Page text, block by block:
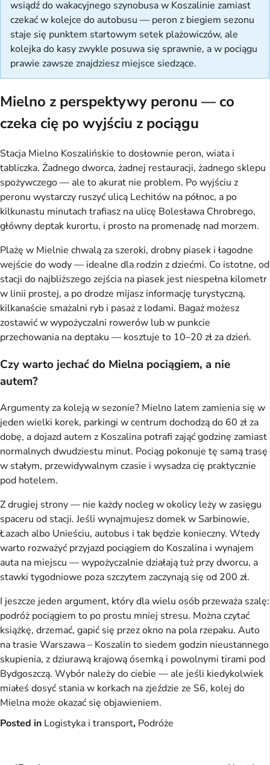
wsiądź do wakacyjnego szynobusa w Koszalinie zamiast
czekać w kolejce do autobusu — peron z biegiem sezonu
staje się punktem startowym setek plażowiczów, ale
kolejka do kasy zwykle posuwa się sprawnie, a w pociągu
prawie zawsze znajdziesz miejsce siedzące.
Mielno z perspektywy peronu — co
czeka cię po wyjściu z pociągu
Stacja Mielno Koszalińskie to dosłownie peron, wiata i
tabliczka. Żadnego dworca, żadnej restauracji, żadnego sklepu
spożywczego — ale to akurat nie problem. Po wyjściu z
peronu wystarczy ruszyć ulicą Lechitów na północ, a po
kilkunastu minutach trafiasz na ulicę Bolesława Chrobrego,
główny deptak kurortu, i prosto na promenadę nad morzem.
Plażę w Mielnie chwalą za szeroki, drobny piasek i łagodne
wejście do wody — idealne dla rodzin z dziećmi. Co istotne, od
stacji do najbliższego zejścia na piasek jest niespełna kilometr
w linii prostej, a po drodze mijasz informację turystyczną,
kilkanaście smażalni ryb i pasaż z lodami. Bagaż możesz
zostawić w wypożyczalni rowerów lub w punkcie
przechowania na deptaku — kosztuje to 10–20 zł za dzień.
Czy warto jechać do Mielna pociągiem, a nie
autem?
Argumenty za koleją w sezonie? Mielno latem zamienia się w
jeden wielki korek, parkingi w centrum dochodzą do 60 zł za
dobę, a dojazd autem z Koszalina potrafi zająć godzinę zamiast
normalnych dwudziestu minut. Pociąg pokonuje tę samą trasę
w stałym, przewidywalnym czasie i wysadza cię praktycznie
pod hotelem.
Z drugiej strony — nie każdy nocleg w okolicy leży w zasięgu
spaceru od stacji. Jeśli wynajmujesz domek w Sarbinowie,
Łazach albo Unieściu, autobus i tak będzie konieczny. Wtedy
warto rozważyć przyjazd pociągiem do Koszalina i wynajem
auta na miejscu — wypożyczalnie działają tuż przy dworcu, a
stawki tygodniowe poza szczytem zaczynają się od 200 zł.
I jeszcze jeden argument, który dla wielu osób przeważa szalę:
podróż pociągiem to po prostu mniej stresu. Można czytać
książkę, drzemać, gapić się przez okno na pola rzepaku. Auto
na trasie Warszawa – Koszalin to siedem godzin nieustannego
skupienia, z dziurawą krajową ósemką i powolnymi tirami pod
Bydgoszczą. Wybór należy do ciebie — ale jeśli kiedykolwiek
miałeś dosyć stania w korkach na zjeździe ze S6, kolej do
Mielna może okazać się objawieniem.
Posted in Logistyka i transport, Podróże